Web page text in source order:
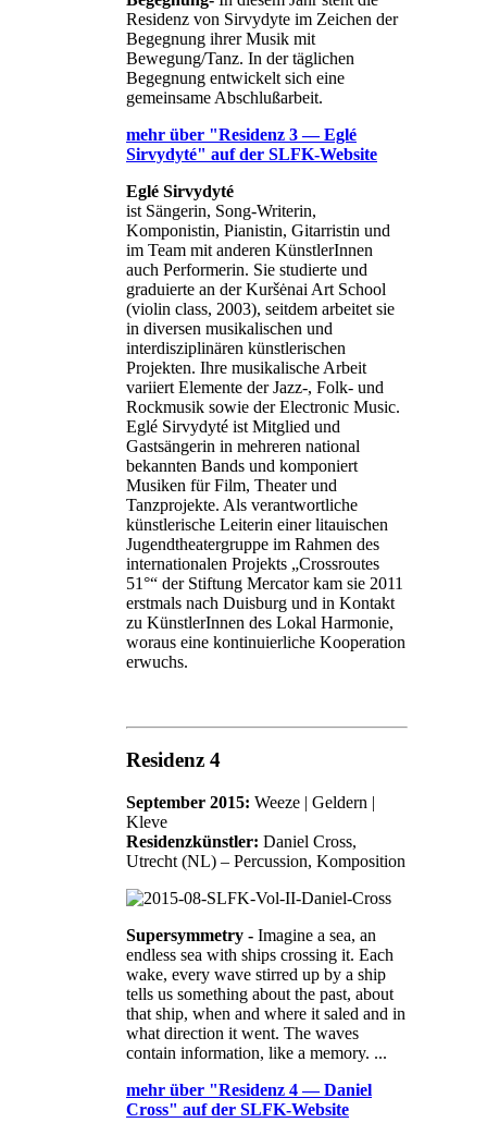
Residenz von Sirvydyte im Zeichen der
Begegnung ihrer Musik mit
Bewegung/Tanz. In der täglichen
Begegnung entwickelt sich eine
gemeinsame Abschlußarbeit.
mehr über "Residenz 3 — Eglé
Sirvydyté" auf der SLFK-Website
Eglé Sirvydyté
ist Sängerin, Song-Writerin,
Komponistin, Pianistin, Gitarristin und
im Team mit anderen KünstlerInnen
auch Performerin. Sie studierte und
graduierte an der Kuršėnai Art School
(violin class, 2003), seitdem arbeitet sie
in diversen musikalischen und
interdisziplinären künstlerischen
Projekten. Ihre musikalische Arbeit
variiert Elemente der Jazz-, Folk- und
Rockmusik sowie der Electronic Music.
Eglé Sirvydyté ist Mitglied und
Gastsängerin in mehreren national
bekannten Bands und komponiert
Musiken für Film, Theater und
Tanzprojekte. Als verantwortliche
künstlerische Leiterin einer litauischen
Jugendtheatergruppe im Rahmen des
internationalen Projekts „Crossroutes
51°“ der Stiftung Mercator kam sie 2011
erstmals nach Duisburg und in Kontakt
zu KünstlerInnen des Lokal Harmonie,
woraus eine kontinuierliche Kooperation
erwuchs.
Residenz 4
September 2015: Weeze | Geldern |
Kleve
Residenzkünstler: Daniel Cross,
Utrecht (NL) – Percussion, Komposition
Supersymmetry - Imagine a sea, an
endless sea with ships crossing it. Each
wake, every wave stirred up by a ship
tells us something about the past, about
that ship, when and where it saled and in
what direction it went. The waves
contain information, like a memory. ...
mehr über "Residenz 4 — Daniel
Cross" auf der SLFK-Website